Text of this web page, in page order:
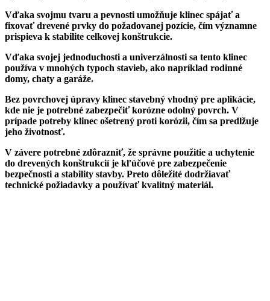
Vďaka svojmu tvaru a pevnosti umožňuje klinec spájať a
fixovať drevené prvky do požadovanej pozície, čím významne
prispieva k stabilite celkovej konštrukcie.
Vďaka svojej jednoduchosti a univerzálnosti sa tento klinec
používa v mnohých typoch stavieb, ako napríklad rodinné
domy, chaty a garáže.
Bez povrchovej úpravy klinec stavebný vhodný pre aplikácie,
kde nie je potrebné zabezpečiť korózne odolný povrch. V
prípade potreby klinec ošetrený proti korózii, čím sa predlžuje
jeho životnosť.
V závere potrebné zdôrazniť, že správne použitie a uchytenie
do drevených konštrukcií je kľúčové pre zabezpečenie
bezpečnosti a stability stavby. Preto dôležité dodržiavať
technické požiadavky a používať kvalitný materiál.